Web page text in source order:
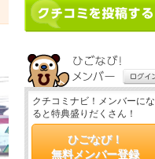
クチコミナビ！メンバーにな
ると特典盛りだくさん！
ひごなび！
無料メンバー登録